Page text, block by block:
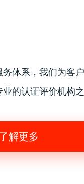
体系，我们为客
的认证评价机构之
解更多